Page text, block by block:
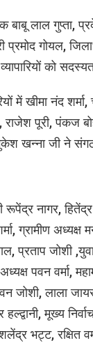
लाल गुप्ता,
प्रमोद गोयल,
को
में खीमा नंद
पूरी, पंकज
खन्ना जी ने
नागर,
ग्रामीण अध्यक्ष
प्रताप जोशी
पवन वर्मा,
जोशी, लाला
हल्द्वानी, मूख्य
भट्ट, रक्षित